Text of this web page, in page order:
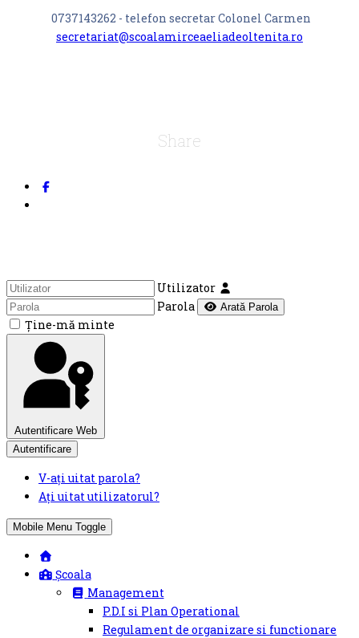
0737143262 - telefon secretar Colonel Carmen
secretariat@scoalamirceaeliadeoltenita.ro
Share
Utilizator
Parola
Arată Parola
Ţine-mă minte
Autentificare Web
Autentificare
V-ați uitat parola?
Ați uitat utilizatorul?
Mobile Menu Toggle
Școala
Management
P.D.I si Plan Operational
Regulament de organizare si functionare